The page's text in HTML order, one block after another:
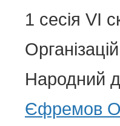
1 сесія VI
Народний
Єфремов